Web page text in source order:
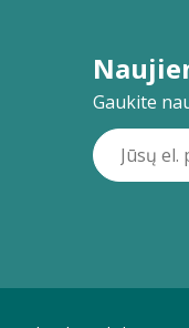
Gaukite